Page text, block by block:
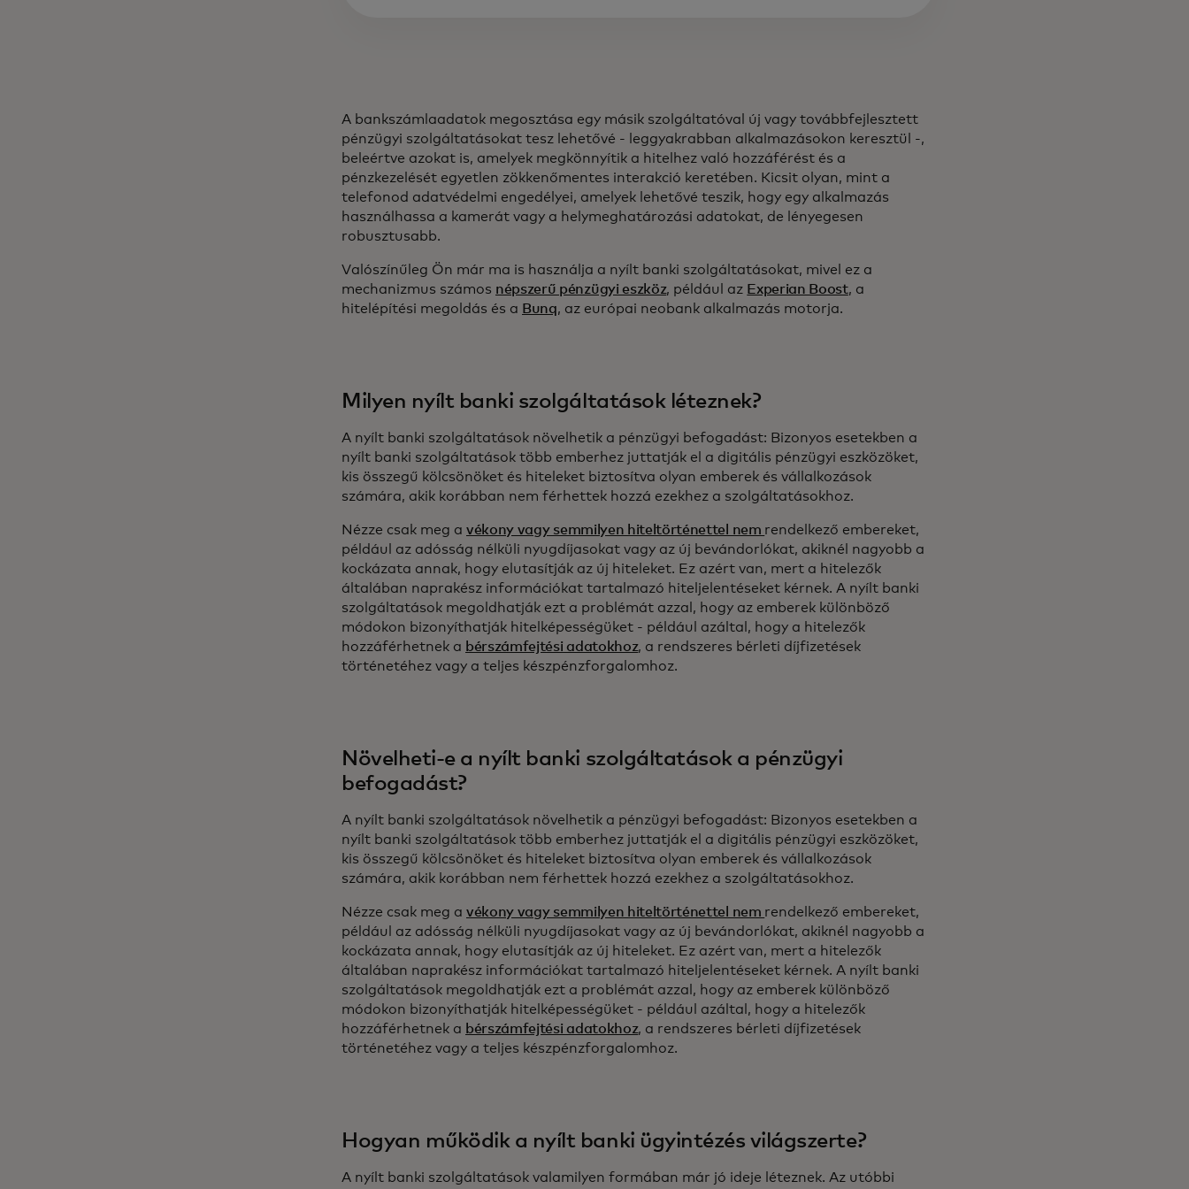
A bankszámlaadatok megosztása egy másik szolgáltatóval új vagy továbbfejlesztett
pénzügyi szolgáltatásokat tesz lehetővé - leggyakrabban alkalmazásokon keresztül -,
beleértve azokat is, amelyek megkönnyítik a hitelhez való hozzáférést és a
pénzkezelését egyetlen zökkenőmentes interakció keretében. Kicsit olyan, mint a
telefonod adatvédelmi engedélyei, amelyek lehetővé teszik, hogy egy alkalmazás
használhassa a kamerát vagy a helymeghatározási adatokat, de lényegesen
robusztusabb.
Valószínűleg Ön már ma is használja a nyílt banki szolgáltatásokat, mivel ez a
mechanizmus számos népszerű pénzügyi eszköz, például az Experian Boost, a
hitelépítési megoldás és a Bunq, az európai neobank alkalmazás motorja.
Milyen nyílt banki szolgáltatások léteznek?
A nyílt banki szolgáltatások növelhetik a pénzügyi befogadást: Bizonyos esetekben a
nyílt banki szolgáltatások több emberhez juttatják el a digitális pénzügyi eszközöket,
kis összegű kölcsönöket és hiteleket biztosítva olyan emberek és vállalkozások
számára, akik korábban nem férhettek hozzá ezekhez a szolgáltatásokhoz.
Nézze csak meg a vékony vagy semmilyen hiteltörténettel nem rendelkező embereket,
például az adósság nélküli nyugdíjasokat vagy az új bevándorlókat, akiknél nagyobb a
kockázata annak, hogy elutasítják az új hiteleket. Ez azért van, mert a hitelezők
általában naprakész információkat tartalmazó hiteljelentéseket kérnek. A nyílt banki
szolgáltatások megoldhatják ezt a problémát azzal, hogy az emberek különböző
módokon bizonyíthatják hitelképességüket - például azáltal, hogy a hitelezők
hozzáférhetnek a bérszámfejtési adatokhoz, a rendszeres bérleti díjfizetések
történetéhez vagy a teljes készpénzforgalomhoz.
Növelheti-e a nyílt banki szolgáltatások a pénzügyi
befogadást?
A nyílt banki szolgáltatások növelhetik a pénzügyi befogadást: Bizonyos esetekben a
nyílt banki szolgáltatások több emberhez juttatják el a digitális pénzügyi eszközöket,
kis összegű kölcsönöket és hiteleket biztosítva olyan emberek és vállalkozások
számára, akik korábban nem férhettek hozzá ezekhez a szolgáltatásokhoz.
Nézze csak meg a vékony vagy semmilyen hiteltörténettel nem rendelkező embereket,
például az adósság nélküli nyugdíjasokat vagy az új bevándorlókat, akiknél nagyobb a
kockázata annak, hogy elutasítják az új hiteleket. Ez azért van, mert a hitelezők
általában naprakész információkat tartalmazó hiteljelentéseket kérnek. A nyílt banki
szolgáltatások megoldhatják ezt a problémát azzal, hogy az emberek különböző
módokon bizonyíthatják hitelképességüket - például azáltal, hogy a hitelezők
hozzáférhetnek a bérszámfejtési adatokhoz, a rendszeres bérleti díjfizetések
történetéhez vagy a teljes készpénzforgalomhoz.
Hogyan működik a nyílt banki ügyintézés világszerte?
A nyílt banki szolgáltatások valamilyen formában már jó ideje léteznek. Az utóbbi